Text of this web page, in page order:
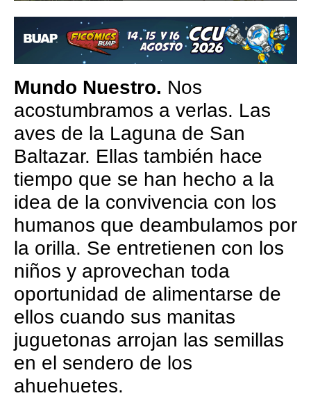
Mundo Nuestro. Nos
acostumbramos a verlas. Las
aves de la Laguna de San
Baltazar. Ellas también hace
tiempo que se han hecho a la
idea de la convivencia con los
humanos que deambulamos por
la orilla. Se entretienen con los
niños y aprovechan toda
oportunidad de alimentarse de
ellos cuando sus manitas
juguetonas arrojan las semillas
en el sendero de los
ahuehuetes.